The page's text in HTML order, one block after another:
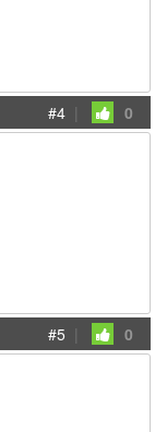
#4 | 0
#5 | 0